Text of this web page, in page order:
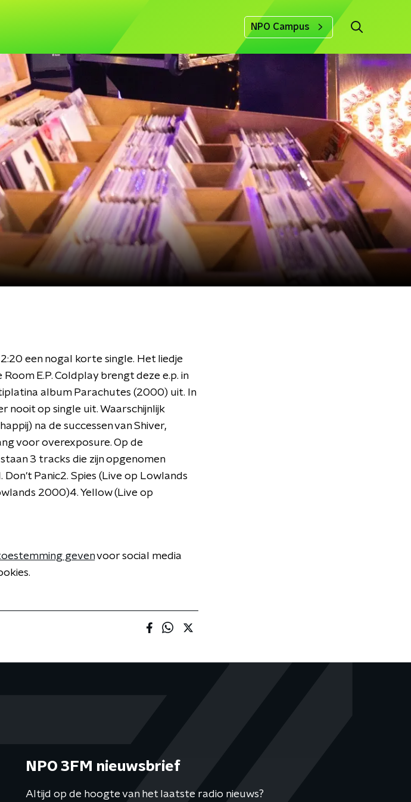
NPO Campus
een nogal korte single. Het liedje
E.P. Coldplay brengt deze e.p. in
album Parachutes (2000) uit. In
nooit op single uit. Waarschijnlijk
na de successen van Shiver,
voor overexposure. Op de
3 tracks die zijn opgenomen
Panic2. Spies (Live op Lowlands
2000)4. Yellow (Live op
gevenvoor social media
NPO 3FM nieuwsbrief
Altijd op de hoogte van het laatste radio nieuws?